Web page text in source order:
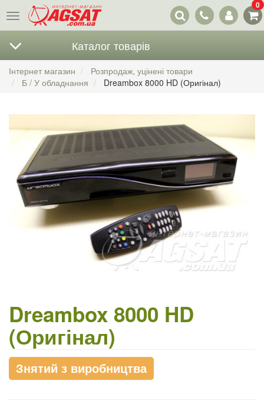
Меню
Наші
контакти
0
Каталог товарів
Інтернет магазин
Розпродаж, уцінені товари
Б / У обладнання
Dreambox 8000 HD (Оригінал)
Dreambox 8000 HD
(Оригінал)
Знятий з виробництва